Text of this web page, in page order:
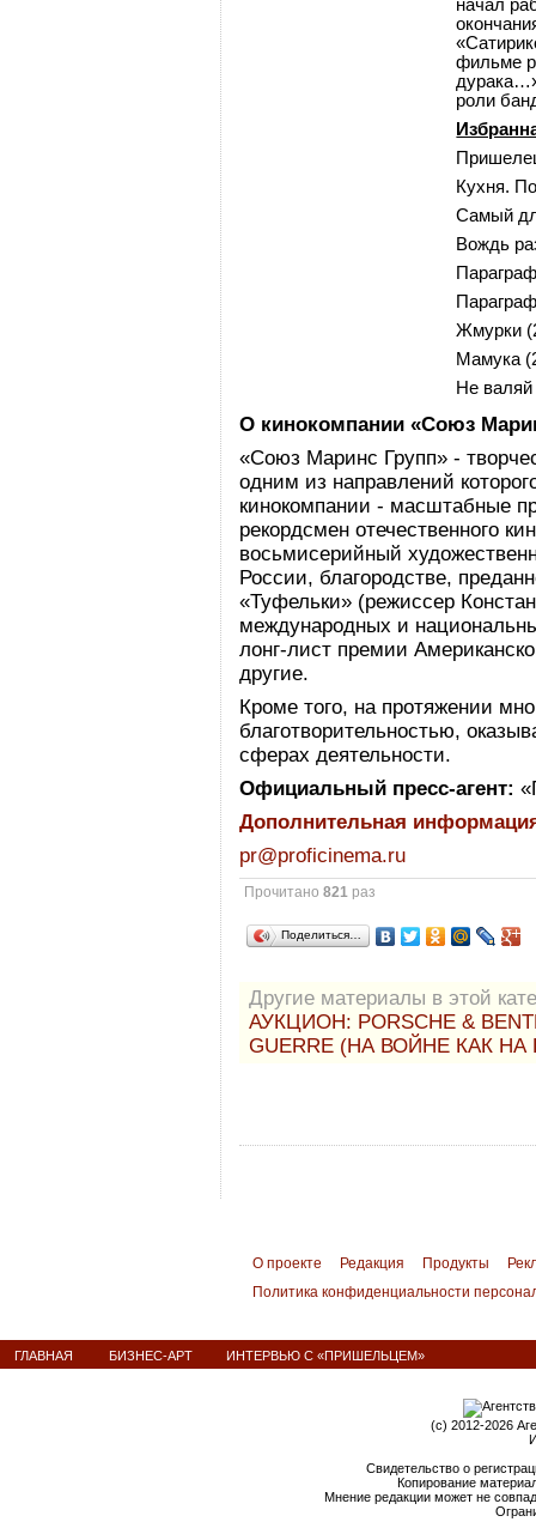
начал
фильме
роли
Кухня.
Самый
Вождь
Жмурки
Мамука
Не
О кинокомпании «Союз
«Союз Маринс Групп» -
одним из направлений
кинокомпании - масштабные
рекордсмен отечественного
восьмисерийный
России, благородстве,
«Туфельки» (режиссер
международных и
лонг-лист премии
другие.
Кроме того, на протяжении
благотворительностью,
сферах деятельности.
Официальный пресс-агент:
Дополнительная
pr@proficinema.ru
Прочитано821 раз
Поделиться…
Другие материалы в этой
АУКЦИОН: PORSCHE &
GUERRE (НА ВОЙНЕ КАК
О проекте Редакция Продукты
Политика конфиденциальности
ГЛАВНАЯ БИЗНЕС-АРТ ИНТЕРВЬЮ С «ПРИШЕЛЬЦЕМ»
(c) 2012-2026
Свидетельство о
Копирование
Мнение редакции может не